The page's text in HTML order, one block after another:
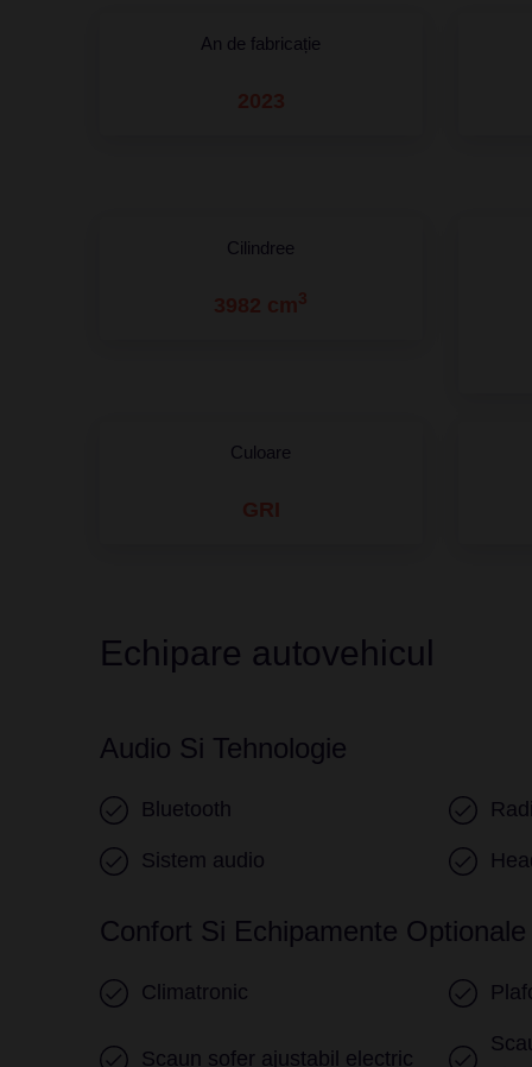
An de fabricație
2023
Cilindree
3982 cm 3
Culoare
GRI
Echipare autovehicul
Audio Si Tehnologie
Bluetooth
Sistem audio
Confort Si Echipamente Optionale
Climatronic
Scaun sofer ajustabil electric